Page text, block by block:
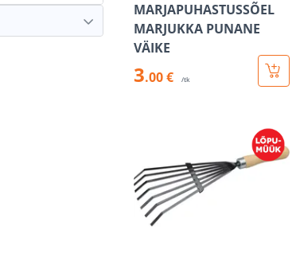
MARJAPUHASTUSSÕEL
MARJUKKA PUNANE
VÄIKE
3.00 € /tk